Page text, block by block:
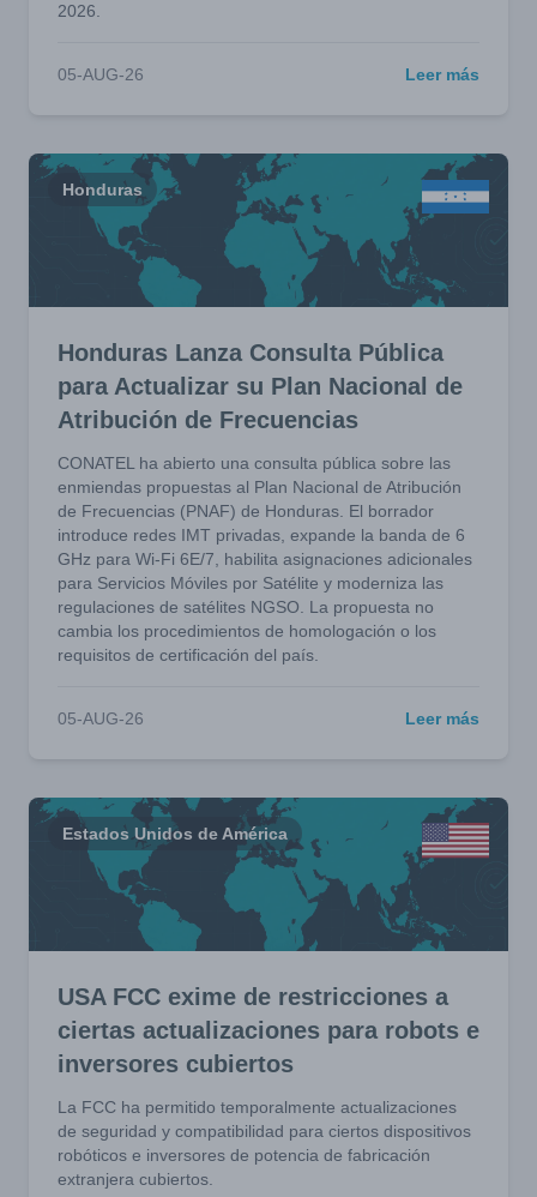
2026.
05-AUG-26 Leer más
Honduras
Honduras Lanza Consulta Pública
para Actualizar su Plan Nacional de
Atribución de Frecuencias
CONATEL ha abierto una consulta pública sobre las
enmiendas propuestas al Plan Nacional de Atribución
de Frecuencias (PNAF) de Honduras. El borrador
introduce redes IMT privadas, expande la banda de 6
GHz para Wi-Fi 6E/7, habilita asignaciones adicionales
para Servicios Móviles por Satélite y moderniza las
regulaciones de satélites NGSO. La propuesta no
cambia los procedimientos de homologación o los
requisitos de certificación del país.
05-AUG-26 Leer más
Estados Unidos de América
USA FCC exime de restricciones a
ciertas actualizaciones para robots e
inversores cubiertos
La FCC ha permitido temporalmente actualizaciones
de seguridad y compatibilidad para ciertos dispositivos
robóticos e inversores de potencia de fabricación
extranjera cubiertos.